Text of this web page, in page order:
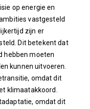
op energie en
vastgesteld
zijn er
Dit betekent dat
hebben moeten
kunnen uitvoeren.
omdat dit
klimaatakkoord.
omdat dit